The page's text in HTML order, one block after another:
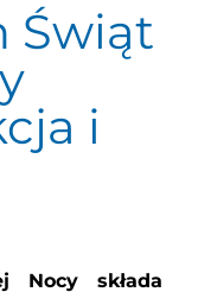
Świąt
i
Nocy składa